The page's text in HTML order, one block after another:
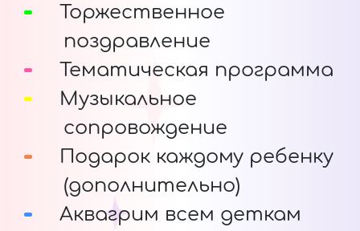
Торжественное
поздравление
Тематическая программа
Музыкальное
сопровождение
Подарок каждому ребенку
(дополнительно)
Аквагрим всем деткам